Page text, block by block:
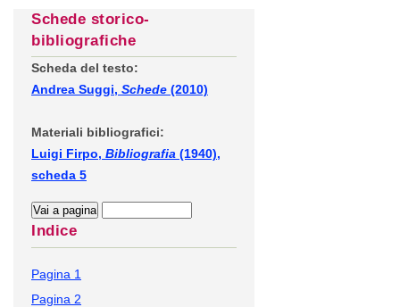
Schede storico-
bibliografiche
Scheda del testo:
Andrea Suggi, Schede (2010)
Materiali bibliografici:
Luigi Firpo, Bibliografia (1940),
scheda 5
Indice
Pagina 1
Pagina 2